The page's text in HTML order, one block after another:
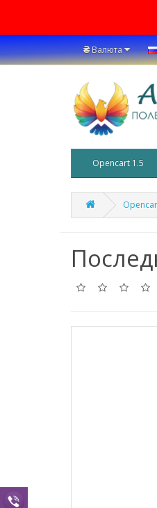
₴Валюта
Opencart 1.5